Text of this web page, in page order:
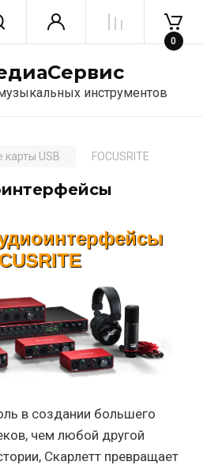
инструментов
0
карты USB FOCUSRITE
в создании большего
чем любой другой
Скарлетт превращает